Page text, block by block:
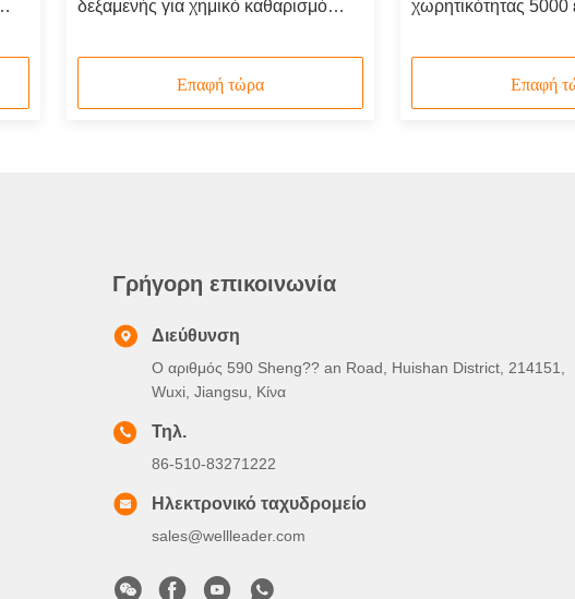
δεξαμενής για χημικό καθαρισμό
Τάγμα Σκουπίς Τάγμας Επισκευή
Επαφή τώρα
χωρητικότητας
0 έως 360 μοίρες
χειρισμό υλικώνΕπαφή
Γρήγορη επικοινωνία
Διεύθυνση
Ο αριθμός 590 Sheng?? an Road, Huishan District, 214151,
Wuxi, Jiangsu, Κίνα
Τηλ.
86-510-83271222
Ηλεκτρονικό ταχυδρομείο
sales@wellleader.com